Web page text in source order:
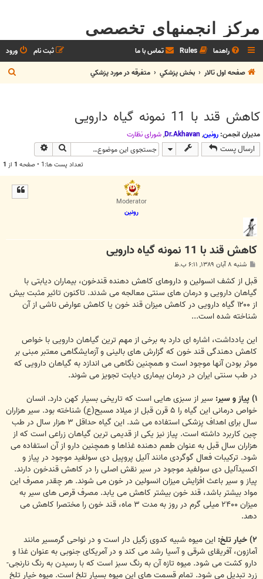
مرکز انجمنهای تخصصی
راهنما Rules تماس با ما ورود
ثبت نام
صفحه اول تالار
بخش پزشکي متفرقه در مورد پزشکي
س
کاهش قند با 11 نمونه گیاه دارویی
مدیران انجمن: رونین,
Dr.Akhavan
,شوراي نظارت
ارسال پست جستجو
تعداد پست ها:1 • صفحه 1 از 1
Moderator
رونین
کاهش قند با 11 نمونه گیاه دارویی
ت
شنبه ۸ آبان ۱۳۸۹, ۶:۱۱ ب.ظ
قبل از کشف انسولین و داروهای کاهش دهنده قندخون، بیماران دیابتی با
گیاهان دارویی و درمان های سنتی معالجه می شدند. تاکنون تاثیر مثبت بیش
از ۱۲۰۰ گیاه دارویی در کاهش میزان قند خون یا کاهش عوارض ناشی از آن
شناخته شده است...
این یادداشت، اشاره ای دارد به برخی از مهم ترین گیاهان دارویی با خواص
کاهش دهندگی قند خون که گزارش های بالینی و آزمایشگاهی معتبر مبنی بر
موثر بودن آنها موجود است و همچنین نگاهی می اندازد به گیاهان دارویی که
در طب سنتی ایران در درمان بیماری دیابت تجویز می شوند.
۱) پیاز و سیر:
سیر از سبزی هایی است که تاریخی بسیار کهن دارد. انسان
خواص درمانی این گیاه را ۵ قرن قبل از میلاد مسیح(ع) شناخته بود. سیر هزاران
سال برای اهداف پزشکی استفاده می شد. این گیاه حداقل ۳ هزار سال در طب
چین کاربرد داشته است. پیاز نیز یکی از قدیمی ترین گیاهان زراعی است که از
هزاران سال قبل به عنوان طعم دهنده غذاها و همچنین دارو از آن استفاده می
شود. ترکیبات فعال گوگردی مانند آلیل پروپیل دی سولفید موجود در پیاز و
اکسیدآلیل دی سولفید موجود در سیر نقش اصلی را در کاهش قندخون دارند.
پیاز و سیر باعث افزایش میزان انسولین در خون می شوند. هر چقدر مصرف این
مواد بیشتر باشد، قند خون بیشتر کاهش می یابد. مصرف قرص های سیر به
میزان ۲۴۰۰ میلی گرم در روز به مدت ۳ ماه، قند خون را مختصرا کاهش می
دهد.
۲) خیار تلخ:
این میوه شبیه کدوی زگیل دار است و در نواحی گرمسیر مانند
آمازون، آفریقای شرقی و آسیا رشد می کند و در آمریکای جنوبی به عنوان غذا و
دارو کشت می شود. میوه تازه آن به رنگ سبز است که با رسیدن به رنگ نارنجی-
زرد تبدیل می شود. تمام قسمت های این میوه بسیار تلخ است. میوه خیار تلخ